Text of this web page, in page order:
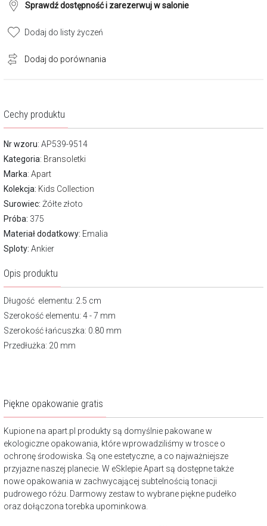
Sprawdź dostępność i zarezerwuj w salonie
Dodaj do listy życzeń
Dodaj do porównania
Cechy produktu
Nr wzoru: AP539-9514
Kategoria: Bransoletki
Marka: Apart
Kolekcja: Kids Collection
Surowiec: Żółte złoto
Próba: 375
Materiał dodatkowy: Emalia
Sploty: Ankier
Opis produktu
Długość elementu: 2.5 cm
Szerokość elementu: 4 - 7 mm
Szerokość łańcuszka: 0.80 mm
Przedłużka: 20 mm
Piękne opakowanie gratis
Kupione na apart.pl produkty są domyślnie pakowane w
ekologiczne opakowania, które wprowadziliśmy w trosce o
ochronę środowiska. Są one estetyczne, a co najważniejsze
przyjazne naszej planecie. W eSklepie Apart są dostępne także
nowe opakowania w zachwycającej subtelnością tonacji
pudrowego różu. Darmowy zestaw to wybrane piękne pudełko
oraz dołączona torebka upominkowa.